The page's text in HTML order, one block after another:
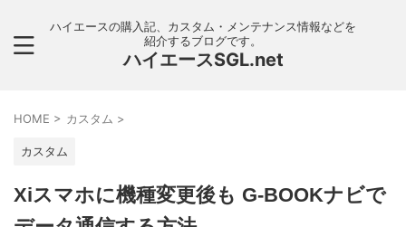
ハイエースの購入記、カスタム・メンテナンス情報などを
紹介するブログです。
ハイエースSGL.net
HOME > カスタム >
カスタム
Xiスマホに機種変更後も G-BOOKナビで